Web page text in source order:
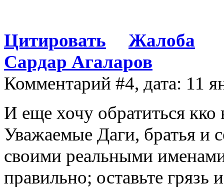
Цитировать
Жалоба
Сардар Агаларов
Комментарий #4, дата: 11
И еще хочу обратиться
Уважаемые Даги, братья и
своими реальными
правильно; оставьте грязь